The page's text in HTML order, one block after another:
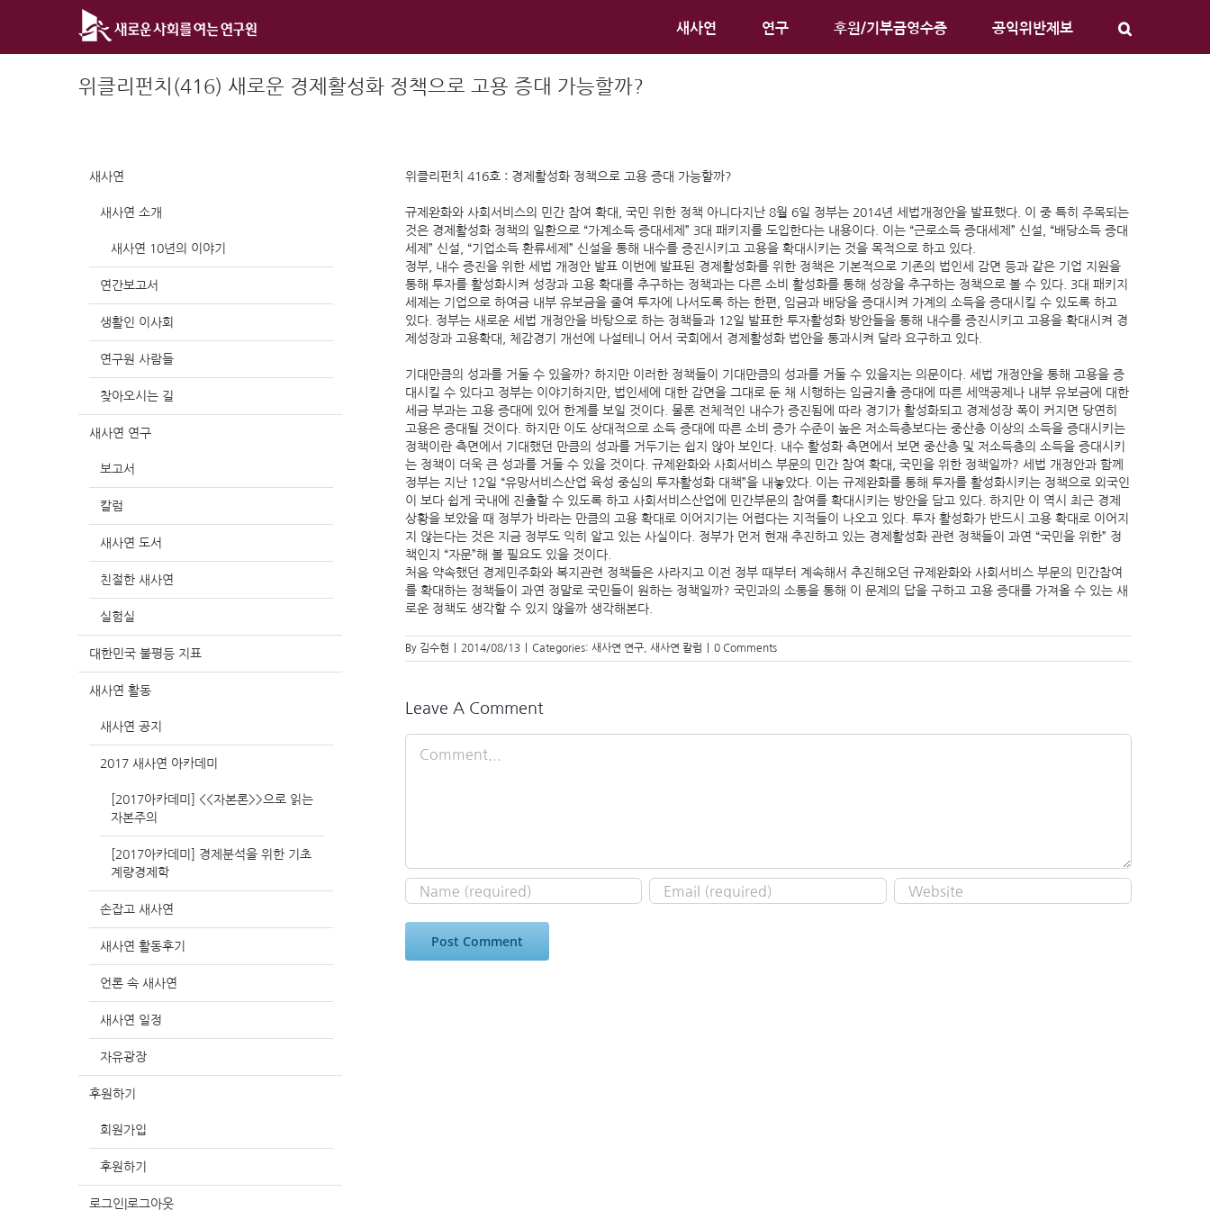
새사연 연구 후원/기부금영수증 공익위반제보
위클리펀치(416) 새로운 경제활성화 정책으로 고용 증대 가능할까?
위클리펀치 416호 : 경제활성화 정책으로 고용 증대 가능할까?
규제완화와 사회서비스의 민간 참여 확대, 국민 위한 정책 아니다지난 8월 6일 정부는 2014년 세법개정안을 발표했다. 이 중 특히 주목되는
것은 경제활성화 정책의 일환으로 “가계소득 증대세제” 3대 패키지를 도입한다는 내용이다. 이는 “근로소득 증대세제” 신설, “배당소득 증대
세제” 신설, “기업소득 환류세제” 신설을 통해 내수를 증진시키고 고용을 확대시키는 것을 목적으로 하고 있다.
정부, 내수 증진을 위한 세법 개정안 발표 이번에 발표된 경제활성화를 위한 정책은 기본적으로 기존의 법인세 감면 등과 같은 기업 지원을
통해 투자를 활성화시켜 성장과 고용 확대를 추구하는 정책과는 다른 소비 활성화를 통해 성장을 추구하는 정책으로 볼 수 있다. 3대 패키지
세제는 기업으로 하여금 내부 유보금을 줄여 투자에 나서도록 하는 한편, 임금과 배당을 증대시켜 가계의 소득을 증대시킬 수 있도록 하고
있다. 정부는 새로운 세법 개정안을 바탕으로 하는 정책들과 12일 발표한 투자활성화 방안들을 통해 내수를 증진시키고 고용을 확대시켜 경
제성장과 고용확대, 체감경기 개선에 나설테니 어서 국회에서 경제활성화 법안을 통과시켜 달라 요구하고 있다.
기대만큼의 성과를 거둘 수 있을까? 하지만 이러한 정책들이 기대만큼의 성과를 거둘 수 있을지는 의문이다. 세법 개정안을 통해 고용을 증
대시킬 수 있다고 정부는 이야기하지만, 법인세에 대한 감면을 그대로 둔 채 시행하는 임금지출 증대에 따른 세액공제나 내부 유보금에 대한
세금 부과는 고용 증대에 있어 한계를 보일 것이다. 물론 전체적인 내수가 증진됨에 따라 경기가 활성화되고 경제성장 폭이 커지면 당연히
고용은 증대될 것이다. 하지만 이도 상대적으로 소득 증대에 따른 소비 증가 수준이 높은 저소득층보다는 중산층 이상의 소득을 증대시키는
정책이란 측면에서 기대했던 만큼의 성과를 거두기는 쉽지 않아 보인다. 내수 활성화 측면에서 보면 중산층 및 저소득층의 소득을 증대시키
는 정책이 더욱 큰 성과를 거둘 수 있을 것이다. 규제완화와 사회서비스 부문의 민간 참여 확대, 국민을 위한 정책일까? 세법 개정안과 함께
정부는 지난 12일 “유망서비스산업 육성 중심의 투자활성화 대책”을 내놓았다. 이는 규제완화를 통해 투자를 활성화시키는 정책으로 외국인
이 보다 쉽게 국내에 진출할 수 있도록 하고 사회서비스산업에 민간부문의 참여를 확대시키는 방안을 담고 있다. 하지만 이 역시 최근 경제
상황을 보았을 때 정부가 바라는 만큼의 고용 확대로 이어지기는 어렵다는 지적들이 나오고 있다. 투자 활성화가 반드시 고용 확대로 이어지
지 않는다는 것은 지금 정부도 익히 알고 있는 사실이다. 정부가 먼저 현재 추진하고 있는 경제활성화 관련 정책들이 과연 “국민을 위한” 정
책인지 “자문”해 볼 필요도 있을 것이다.
처음 약속했던 경제민주화와 복지관련 정책들은 사라지고 이전 정부 때부터 계속해서 추진해오던 규제완화와 사회서비스 부문의 민간참여
를 확대하는 정책들이 과연 정말로 국민들이 원하는 정책일까? 국민과의 소통을 통해 이 문제의 답을 구하고 고용 증대를 가져올 수 있는 새
로운 정책도 생각할 수 있지 않을까 생각해본다.
By 김수현 2014/08/13 Categories: 새사연 연구, 새사연 칼럼 0 Comments
Leave A Comment
새사연
새사연 소개
새사연 10년의 이야기
연간보고서
생활인 이사회
연구원 사람들
찾아오시는 길
새사연 연구
보고서
칼럼
새사연 도서
친절한 새사연
실험실
대한민국 불평등 지표
새사연 활동
새사연 공지
2017 새사연 아카데미
[2017아카데미] <<자본론>>으로 읽는
자본주의
[2017아카데미] 경제분석을 위한 기초
계량경제학
손잡고 새사연
새사연 활동후기
언론 속 새사연
새사연 일정
자유광장
후원하기
회원가입
후원하기
로그인|로그아웃